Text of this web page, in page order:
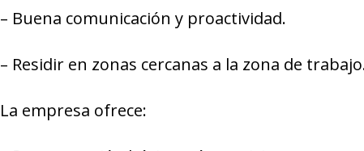
– Buena comunicación y proactividad.
– Residir en zonas cercanas a la zona de
La empresa ofrece: